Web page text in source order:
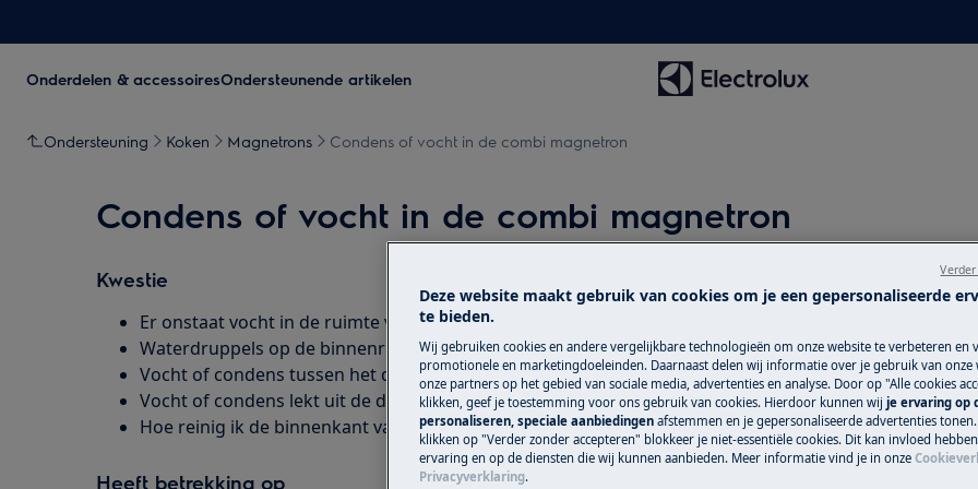
Onderdelen & accessoiresOndersteunende artikelen
Ondersteuning Koken Magnetrons Condens of vocht in de combi magnetron
Condens of vocht in de combi magnetron
Kwestie
Er onstaat vocht in de ruimte van de combi magnetron tijdens het gebruik.
Waterdruppels op de binnenruit van de magnetrondeur.
Vocht of condens tussen het deurglas van de combi magnetron.
Vocht of condens lekt uit de deur van de combi magnetron.
Hoe reinig ik de binnenkant van mijn (combi)magnetron?
Heeft betrekking op
Dankzij onze
kun je erop
mogelijke
aan jou. We
het hele land
Deze website maakt gebruik van cookies om je een gepersonaliseerde
te bieden.
Wij gebruiken cookies en andere vergelijkbare technologieën om onze website te verbeteren en
promotionele en marketingdoeleinden. Daarnaast delen wij informatie over je gebruik van onze
onze partners op het gebied van sociale media, advertenties en analyse. Door op "Alle cookies
klikken, geef je toestemming voor ons gebruik van cookies. Hierdoor kunnen wij je ervaring op
personaliseren, speciale aanbiedingen afstemmen en je gepersonaliseerde advertenties
klikken op "Verder zonder accepteren" blokkeer je niet-essentiële cookies. Dit kan invloed
ervaring en op de diensten die wij kunnen aanbieden. Meer informatie vind je in onze
Privacyverklaring.